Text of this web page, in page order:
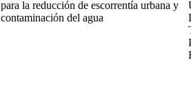
para la reducción de escorrentía urbana y
contaminación del agua